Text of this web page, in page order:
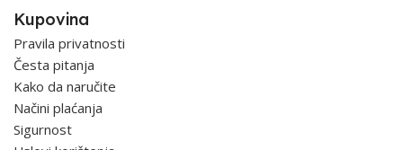
Kupovina
Pravila privatnosti
Česta pitanja
Kako da naručite
Načini plaćanja
Sigurnost